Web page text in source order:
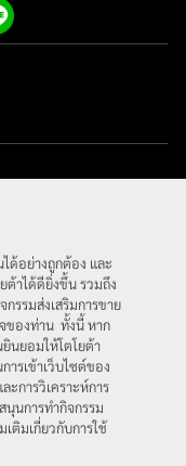
ได้อย่างถูกต้อง และ
ต้าได้ดียิ่งขึ้น รวมถึง
รรมส่งเสริมการขาย
ของท่าน ทั้งนี้ หาก
นยอมให้โตโยต้า
รเข้าเว็บไซต์ของ
ะการวิเคราะห์การ
นการทำกิจกรรม
ติมเกี่ยวกับการใช้